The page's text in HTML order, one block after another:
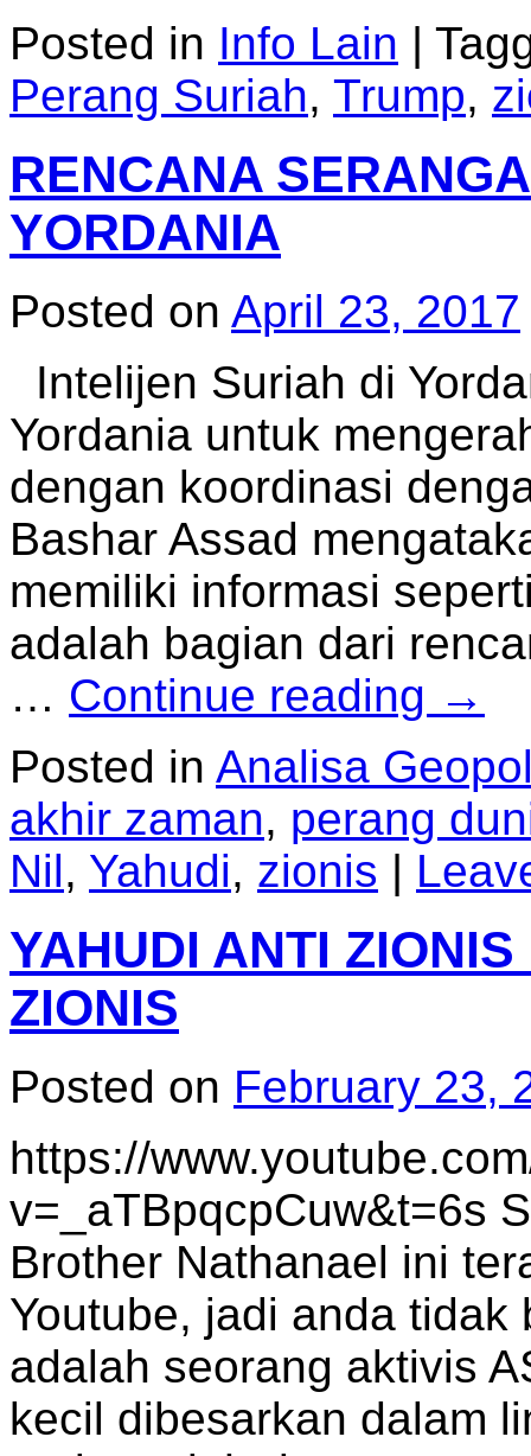
Posted in Info Lain |
Perang Suriah, Trump,
RENCANA
YORDANIA
Posted on April 23, 2017
Intelijen Suriah di
Yordania untuk
dengan koordinasi
Bashar Assad
memiliki informasi
adalah bagian dari
… Continue reading →
Posted in Analisa
akhir zaman, perang
Nil, Yahudi, zionis |
YAHUDI ANTI
ZIONIS
Posted on February 23,
https://
v=_aTBpqcpCuw&t=6s
Brother Nathanael ini
Youtube, jadi anda
adalah seorang aktivis
kecil dibesarkan dalam